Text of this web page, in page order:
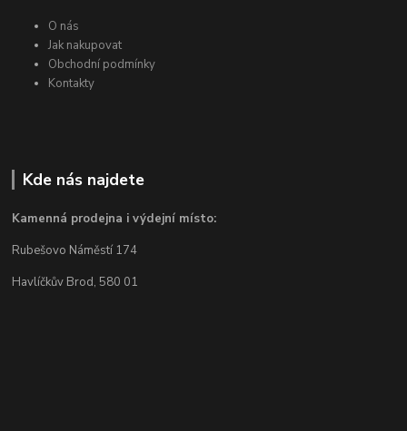
O nás
Jak nakupovat
Obchodní podmínky
Kontakty
Kde nás najdete
Kamenná prodejna i výdejní místo:
Rubešovo Náměstí 174
Havlíčkův Brod, 580 01